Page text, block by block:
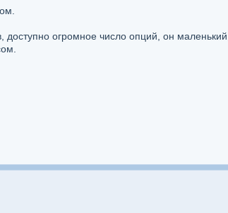
огромное число опций, он